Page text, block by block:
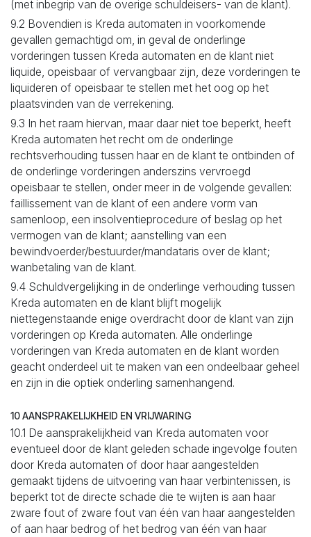
(met inbegrip van de overige schuldeisers- van de klant).
9.2 Bovendien is Kreda automaten in voorkomende
gevallen gemachtigd om, in geval de onderlinge
vorderingen tussen Kreda automaten en de klant niet
liquide, opeisbaar of vervangbaar zijn, deze vorderingen te
liquideren of opeisbaar te stellen met het oog op het
plaatsvinden van de verrekening.
9.3 In het raam hiervan, maar daar niet toe beperkt, heeft
Kreda automaten het recht om de onderlinge
rechtsverhouding tussen haar en de klant te ontbinden of
de onderlinge vorderingen anderszins vervroegd
opeisbaar te stellen, onder meer in de volgende gevallen:
faillissement van de klant of een andere vorm van
samenloop, een insolventieprocedure of beslag op het
vermogen van de klant; aanstelling van een
bewindvoerder/bestuurder/mandataris over de klant;
wanbetaling van de klant.
9.4 Schuldvergelijking in de onderlinge verhouding tussen
Kreda automaten en de klant blijft mogelijk
niettegenstaande enige overdracht door de klant van zijn
vorderingen op Kreda automaten. Alle onderlinge
vorderingen van Kreda automaten en de klant worden
geacht onderdeel uit te maken van een ondeelbaar geheel
en zijn in die optiek onderling samenhangend.
10 AANSPRAKELIJKHEID EN VRIJWARING
10.1 De aansprakelijkheid van Kreda automaten voor
eventueel door de klant geleden schade ingevolge fouten
door Kreda automaten of door haar aangestelden
gemaakt tijdens de uitvoering van haar verbintenissen, is
beperkt tot de directe schade die te wijten is aan haar
zware fout of zware fout van één van haar aangestelden
of aan haar bedrog of het bedrog van één van haar